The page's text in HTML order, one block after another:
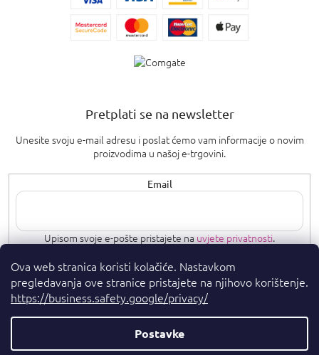
Ova web stranica koristi kolačiće. Nastavkom
pregledavanja ove stranice pristajete na njihovo korištenje.
https://business.safety.google/privacy/
Postavke
Pretplati se na newsletter
Unesite svoju e-mail adresu i poslat ćemo vam informacije o novim
proizvodima u našoj e-trgovini.
Email
Upisom svoje e-pošte pristajete nauvjete privatnosti.
PRETPLATI SE
Autorska prava 2026Parfumshop.hr. Sva prava pridržana.